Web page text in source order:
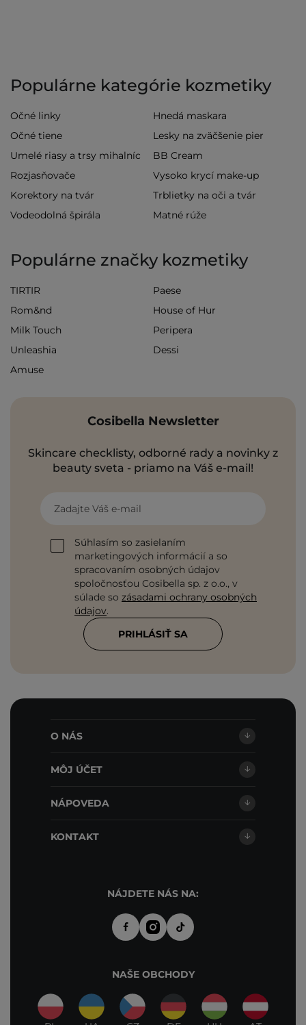
Populárne kategórie kozmetiky
Očné linky
Hnedá maskara
Očné tiene
Lesky na zväčšenie pier
Umelé riasy a trsy mihalníc
BB Cream
Rozjasňovače
Vysoko krycí make-up
Korektory na tvár
Trblietky na oči a tvár
Vodeodolná špirála
Matné rúže
Populárne značky kozmetiky
TIRTIR
Paese
Rom&nd
House of Hur
Milk Touch
Peripera
Unleashia
Dessi
Amuse
Cosibella Newsletter
Skincare checklisty, odborné rady a novinky z
beauty sveta - priamo na Váš e-mail!
Zadajte Váš e-mail
Súhlasím so zasielaním
marketingových informácií a so
spracovaním osobných údajov
spoločnosťou Cosibella sp. z o.o., v
súlade so zásadami ochrany osobných
údajov.
PRIHLÁSIŤ SA
O NÁS
MÔJ ÚČET
NÁPOVEDA
KONTAKT
NÁJDETE NÁS NA:
NAŠE OBCHODY